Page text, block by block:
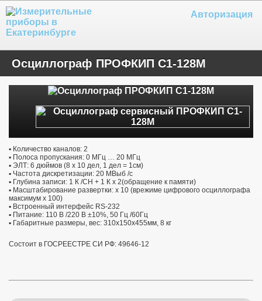
Авторизация
Осциллограф ПРОФКИП С1-128М
▪ Количество каналов: 2
▪ Полоса пропускания: 0 МГц … 20 МГц
▪ ЭЛТ: 6 дюймов (8 х 10 дел, 1 дел = 1см)
▪ Частота дискретизации: 20 МВыб /с
▪ Глубина записи: 1 К /CH + 1 К х 2(обращение к памяти)
▪ Масштабирование развертки: х 10 (врежиме цифрового осциллографа
максимум х 100)
▪ Встроенный интерфейс RS-232
▪ Питание: 110 В /220 В ±10%, 50 Гц /60Гц
▪ Габаритные размеры, вес: 310х150х455мм, 8 кг
Состоит в ГОСРЕЕСТРЕ СИ РФ: 49646-12